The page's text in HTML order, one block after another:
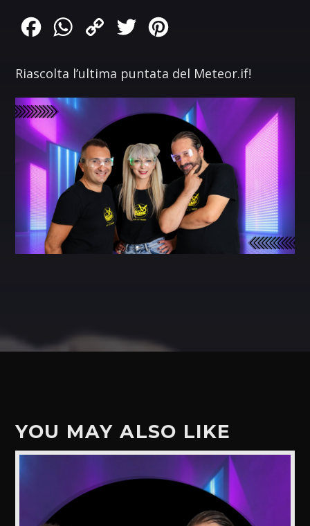
FacebookWhatsApp
Copy
Twitter
Riascolta l’ultima puntata del Meteor.if!
YOU MAY ALSO LIKE